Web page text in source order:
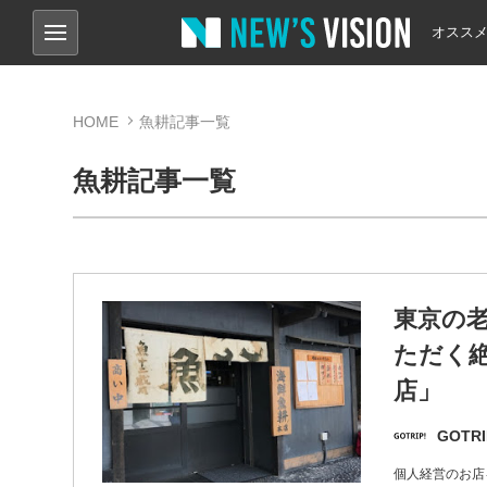
オスス
HOME 魚耕記事一覧
魚耕記事一覧
東京の
ただく
店」
個人経営のお